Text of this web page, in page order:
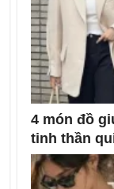
4 món đồ
tinh thần